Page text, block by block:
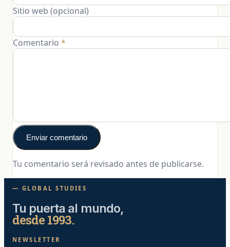
Sitio web (opcional)
Comentario *
Enviar comentario
Tu comentario será revisado antes de publicarse.
— GLOBAL STUDIES
Tu puerta al mundo,
desde 1993.
NEWSLETTER